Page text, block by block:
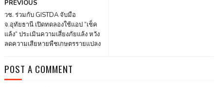
PREVIOUS
วช. ร่วมกับ GISTDA จับมือ
จ.อุทัยธานี เปิดทดลองใช้แอป “เช็ค
แล้ง” ประเมินความเสี่ยงภัยแล้ง หวัง
ลดความเสียหายพืชเกษตรรายแปลง
POST A COMMENT